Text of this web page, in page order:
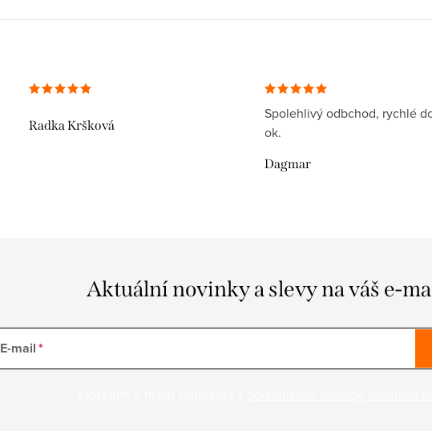
Radka Kršková
Spolehlivý odbchod, rychlé
ok.
Dagmar
Aktuální novinky a slevy na váš e-
E-mail